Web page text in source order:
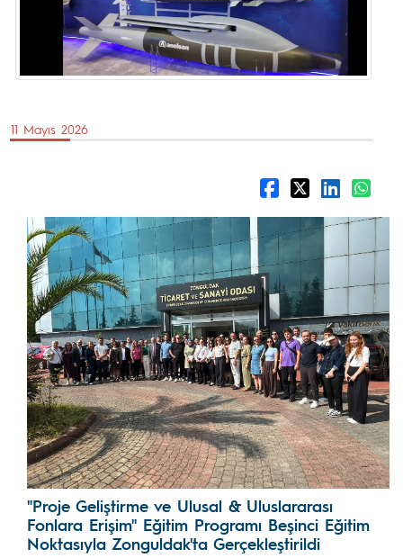
11 Mayıs 2026
"Proje Geliştirme ve Ulusal & Uluslararası
Fonlara Erişim" Eğitim Programı Beşinci Eğitim
Noktasıyla Zonguldak'ta Gerçekleştirildi